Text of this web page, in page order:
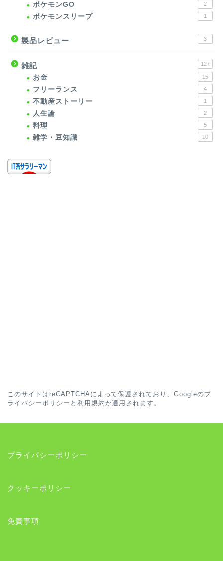
ポケモンGO 2
ポケモンスリープ 1
製品レビュー 3
雑記 127
お金 15
フリーランス 4
不動産ストーリー 1
人生論 2
料理 5
雑学・豆知識 10
このサイトはreCAPTCHAによって保護されており、Googleのプ
ライバシーポリシー と 利用規約 が適用されます。
プライバシーポリシー
クッキーポリシー
免責事項